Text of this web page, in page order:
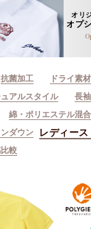
オリ
オプ
抗菌加工 ドライ素材
アルスタイル
長
綿・ポリエステル混
ダウン レディー
較